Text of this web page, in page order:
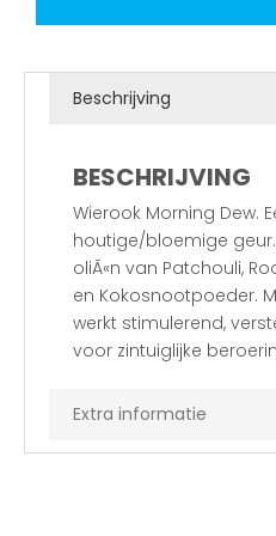
Beschrijving
BESCHRIJVING
Wierook Morning Dew.
houtige/bloemige
oliÃ«n van Patchouli,
en Kokosnootpoeder.
werkt stimulerend,
voor zintuiglijke
Extra informatie